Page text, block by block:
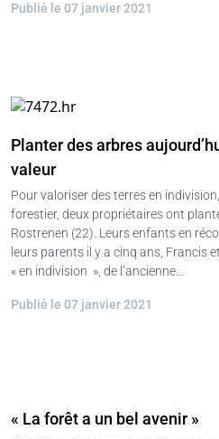
Publié le 07 janvier 2021
Planter des arbres
valeur
Pour valoriser des terres en
forestier, deux propriétaires ont
Rostrenen (22). Leurs enfants en
leurs parents il y a cinq ans, Francis
« en indivision », de l’ancienne…
Publié le 07 janvier 2021
« La forêt a un bel avenir »